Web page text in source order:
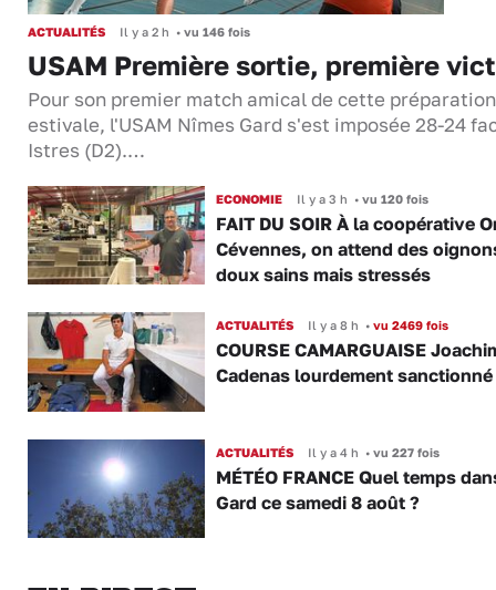
ACTUALITÉS Il y a 2 h • vu 146 fois
USAM Première sortie, première
Pour son premier match amical de cette préparation
estivale, l'USAM Nîmes Gard s'est imposée 28-24
Istres (D2).…
ECONOMIE Il y a 3 h •vu 120 fois
FAIT DU SOIR À la coopérative
Cévennes, on attend des
doux sains mais stressés
ACTUALITÉS Il y a 8 h •vu 2469 fois
COURSE CAMARGUAISE
Cadenas lourdement sanctionné
ACTUALITÉS Il y a 4 h •vu 227 fois
MÉTÉO FRANCE Quel temps
Gard ce samedi 8 août ?